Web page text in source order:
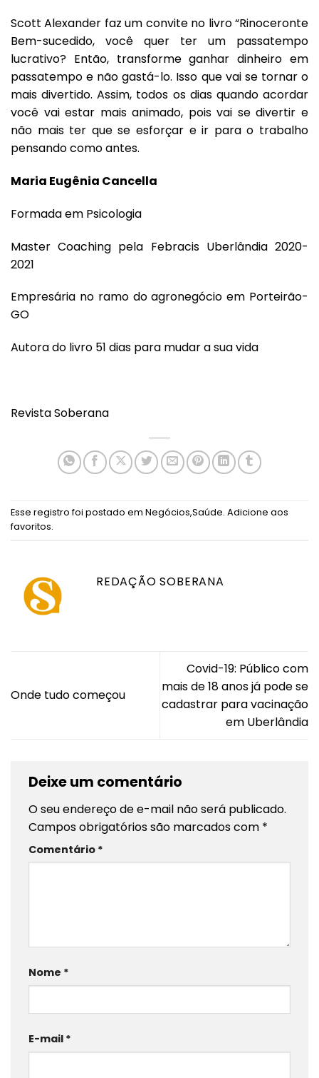
Scott Alexander faz um convite no livro “Rinoceronte
Bem-sucedido, você quer ter um passatempo
lucrativo? Então, transforme ganhar dinheiro em
passatempo e não gastá-lo. Isso que vai se tornar o
mais divertido. Assim, todos os dias quando acordar
você vai estar mais animado, pois vai se divertir e
não mais ter que se esforçar e ir para o trabalho
pensando como antes.
Maria Eugênia Cancella
Formada em Psicologia
Master Coaching pela Febracis Uberlândia 2020-
2021
Empresária no ramo do agronegócio em Porteirão-
GO
Autora do livro 51 dias para mudar a sua vida
Revista Soberana
Esse registro foi postado em Negócios,Saúde. Adicione aos
favoritos.
REDAÇÃO SOBERANA
Onde tudo começou
Covid-19: Público com
mais de 18 anos já pode se
cadastrar para vacinação
em Uberlândia
Deixe um comentário
O seu endereço de e-mail não será publicado.
Campos obrigatórios são marcados com *
Comentário *
Nome *
E-mail *